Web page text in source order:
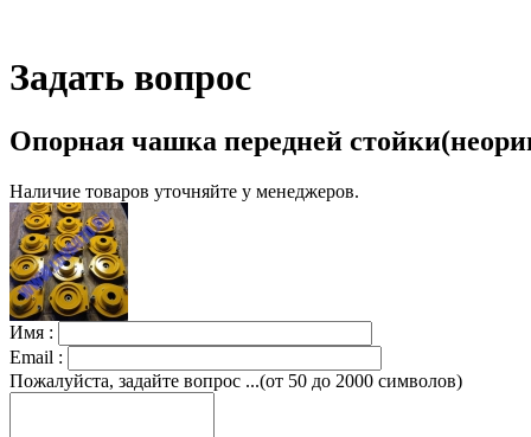
Задать вопрос
Опорная чашка передней
Наличие товаров уточняйте у менеджеров.
Имя :
Email :
Пожалуйста, задайте вопрос ...(от 50 до 2000 символов)